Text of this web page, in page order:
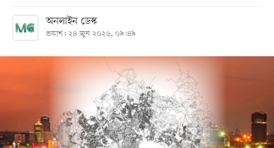
বিভাগ
Follow
অনলাইন ডেস্ক
প্রকাশ: ২৪ জুন ২০২৬, ০৯:৪৯